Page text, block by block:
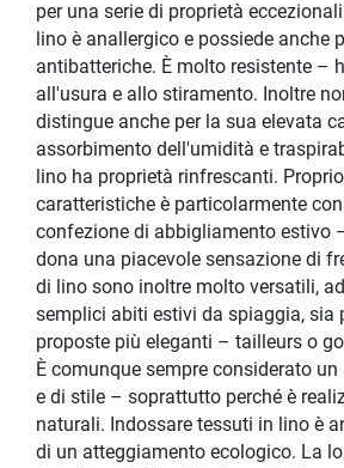
per una serie di proprietà
lino è anallergico e possiede anche
antibatteriche. È molto resistente –
all'usura e allo stiramento. Inoltre
distingue anche per la sua elevata
assorbimento dell'umidità e
lino ha proprietà rinfrescanti.
caratteristiche è particolarmente
confezione di abbigliamento estivo
dona una piacevole sensazione di
di lino sono inoltre molto versatili,
semplici abiti estivi da spiaggia, sia
proposte più eleganti – tailleurs o
È comunque sempre considerato
e di stile – soprattutto perché è
naturali. Indossare tessuti in lino è
di un atteggiamento ecologico. La